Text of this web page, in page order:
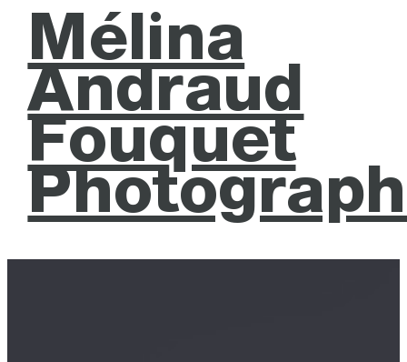
Mélina
Andraud
Fouquet